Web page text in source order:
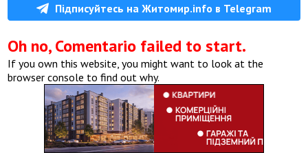
Підписуйтесь на Житомир.info в Telegram
Oh no, Comentario failed to start.
If you own this website, you might want to look at the
browser console to find out why.